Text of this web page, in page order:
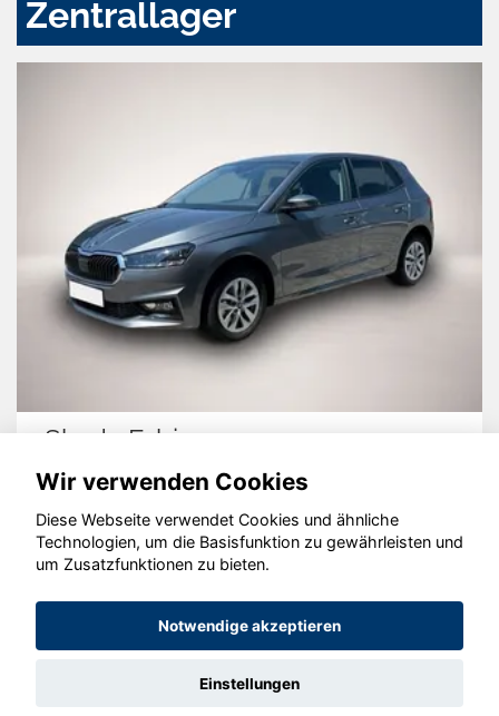
Zentrallager
Skoda Fabia
© konjunkturmotor.de GmbH 2020 - 2026
Wir verwenden Cookies
Diese Webseite verwendet Cookies und ähnliche
Technologien, um die Basisfunktion zu gewährleisten und
um Zusatzfunktionen zu bieten.
Notwendige akzeptieren
Einstellungen